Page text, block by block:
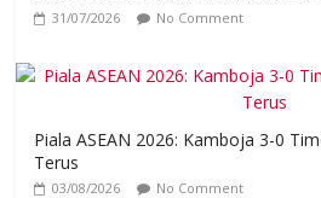
31/07/2026 No Comment
Piala ASEAN 2026: Kamboja 3-0
Terus
03/08/2026 No Comment